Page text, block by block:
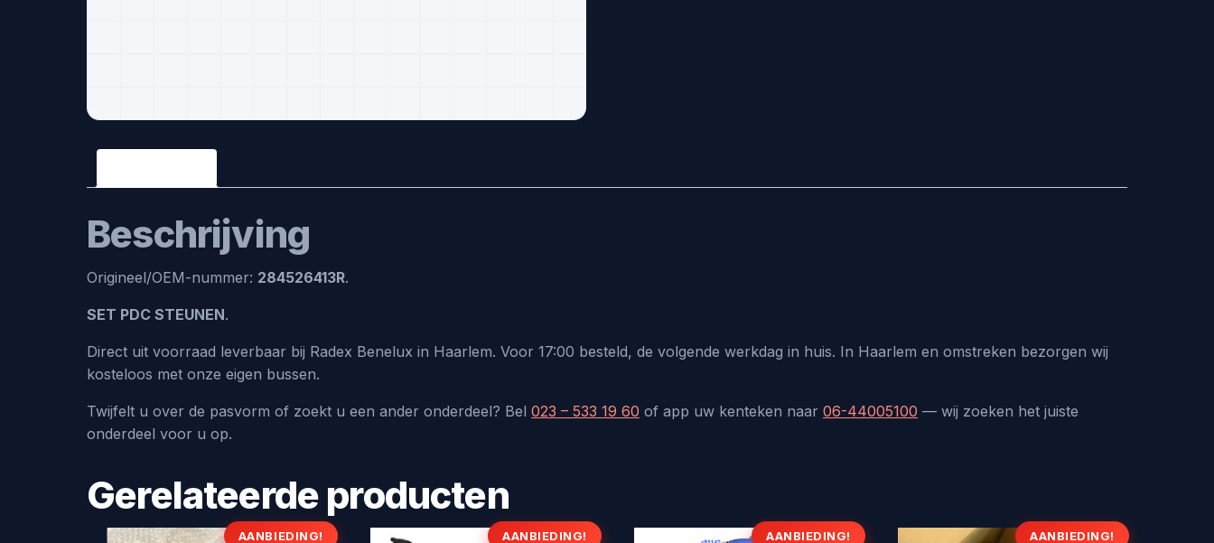
Beschrijving
Origineel/OEM-nummer: 284526413R.
SET PDC STEUNEN.
Direct uit voorraad leverbaar bij Radex Benelux in Haarlem. Voor 17:00 besteld, de volgende werkdag in huis. In Haarlem en omstreken bezorgen wij
kosteloos met onze eigen bussen.
Twijfelt u over de pasvorm of zoekt u een ander onderdeel? Bel 023 – 533 19 60 of app uw kenteken naar 06-44005100 — wij zoeken het juiste
onderdeel voor u op.
Gerelateerde producten
AANBIEDING! AANBIEDING! AANBIEDING! AANBIEDING!